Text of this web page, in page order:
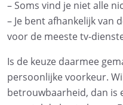
– Soms vind je niet alle
– Je bent afhankelijk van
voor de meeste tv-
Is de keuze daarmee
persoonlijke voorkeur.
betrouwbaarheid, dan is